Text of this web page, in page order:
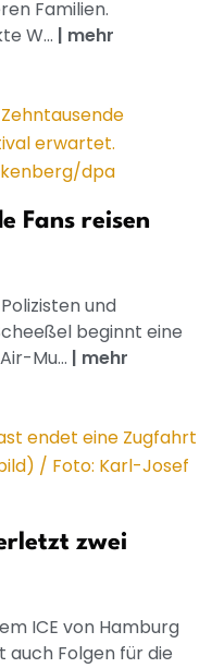
Familien.
W... | mehr
Fans reisen
und
beginnt eine
Mu... | mehr
zwei
ICE von Hamburg
auch Folgen für die